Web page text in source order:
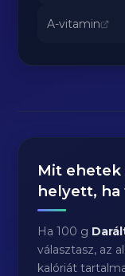
A-vitamin
Mit ehetek
helyett, ha
Ha 100 g
választasz, az
kalóriát